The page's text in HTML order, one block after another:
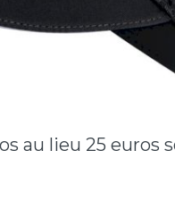
au lieu 25 euros